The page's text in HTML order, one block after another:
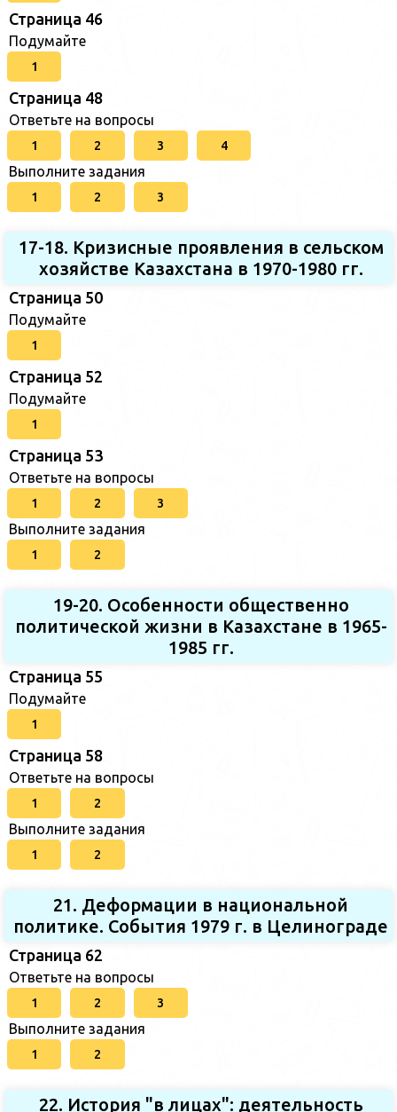
Страница 46
Подумайте
1
Страница 48
Ответьте на вопросы
1 2 3 4
Выполните задания
1 2 3
17-18. Кризисные проявления в сельском
хозяйстве Казахстана в 1970-1980 гг.
Страница 50
Подумайте
1
Страница 52
Подумайте
1
Страница 53
Ответьте на вопросы
1 2 3
Выполните задания
1 2
19-20. Особенности общественно
политической жизни в Казахстане в 1965-
1985 гг.
Страница 55
Подумайте
1
Страница 58
Ответьте на вопросы
1 2
Выполните задания
1 2
21. Деформации в национальной
политике. События 1979 г. в Целинограде
Страница 62
Ответьте на вопросы
1 2 3
Выполните задания
1 2
22. История "в лицах": деятельность